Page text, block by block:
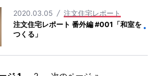
2020.03.05
注文住宅レポート
注文住宅レポート 番外編 #001「和室を
つくる」